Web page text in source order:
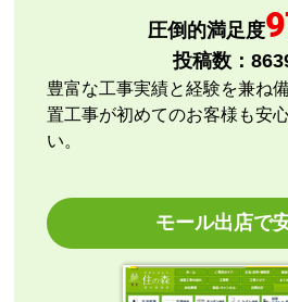
【注文商品】エアコン・
時期】2026年08月頃
【このショップを選んだ理由は
評価と価格
【その他感想・コメント】
エアコン本体の購入のみ（工事
も早く安心して購入できました
圧倒的満足度
投稿数：
豊富な工事実績と経験を兼ね
置工事が初めてのお客様も安
い。
モール出店で